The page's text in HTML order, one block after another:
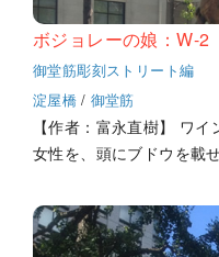
ボジョレーの娘：W-2
御堂筋彫刻ストリート編
淀屋橋 / 御堂筋
【作者：富永直樹】 ワ
女性を、頭にブドウを載